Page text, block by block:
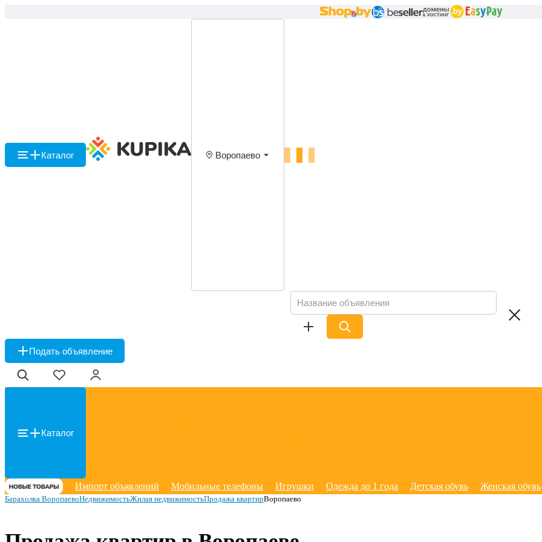
Каталог Воропаево
Подать объявление
Каталог
Импорт объявлений Мобильные телефоны Игрушки Одежда до 1 года Детская обувь Женская обувь
Барахолка ВоропаевоНедвижимостьЖилая недвижимостьПродажа квартирВоропаево